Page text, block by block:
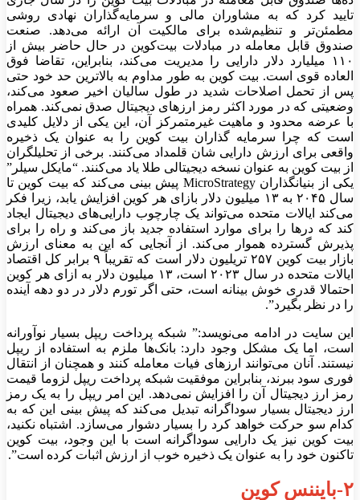
تایید کرد که به مشاوران مالی و سرمایه‌گذاران نهادی روشی
مطمئن‌تر و تنظیم‌شده برای مالکیت آن ارائه می‌دهد. صنعت
صندوق قابل معامله در مبادلات بیت‌کوین در حال حاضر بیش از
۱۱۰ میلیارد دلار دارایی را مدیریت می‌کند، بنابراین، تقاضا فوق
العاده قوی است. بیت کوین به طور مداوم به بالاترین حد خود حتی
پس از تحمل اصلاحات شدید در طول سالیان اخیر صعود می‌کند،
وضعیتی که در مورد اکثر رمز ارز‌های دیجیتال صدق نمی‌کند. همراه
با عرضه محدود و ماهیت غیرمتمرکز آن، این یکی از دلایل کلیدی
است که چرا سرمایه گذاران بیت کوین را به عنوان یک ذخیره
واقعی برای ارزش دارایی شان قلمداد می‌کنند. برخی از تحلیلگران
از بیت کوین به عنوان نسخه دیجیتالی طلا یاد می‌کنند. “مایکل سیلر”
یکی از بنیانگذاران MicroStrategy پیش بینی می‌کند که بیت کوین تا
سال ۲۰۴۵ به ۱۳ میلیون دلار بازای هر کوین افزایش یابد، زیرا فکر
می‌کند ایالات متحده می‌تواند یک چارچوب دارایی‌های دیجیتال ایجاد
کند که در‌ها را برای موارد استفاده جدید باز می‌کند و راه را برای
پذیرش گسترده هموار می‌کند. از آنجایی که این به معنای ارزش
بازار بیت کوین ۲۵۷ تریلیون دلار است که تقریباً ۹ برابر کل اقتصاد
ایالات متحده در سال ۲۰۲۳ است، ۱۳ میلیون دلار به ازای هر کوین
احتمالا قدری خوش بینانه است، حتی اگر تورم دلار در دو دهه آینده
را در نظر بگیرد”.
این سایت در ادامه می‌نویسد:” شبکه پرداخت ریپل بسیار نوآورانه
است، اما یک مشکل وجود دارد: بانک‌ها ملزم به استفاده از ریپل
نیستند. آنان می‌توانند ارز‌های فیات معامله کنند و همچنان از انتقال
فوری سود ببرند، بنابراین موفقیت شبکه پرداخت ریپل لزوما قیمت
رمز ارز دیجیتال آن را افزایش نمی‌دهد. این امر ریپل را به یک رمز
ارز دیجیتال بسیار سوداگرانه تبدیل می‌کند که پیش بینی این که به
کدام سو حرکت خواهد کرد را بسیار دشوار می‌سازد. اشتباه نکنید،
بیت کوین نیز یک دارایی سوداگرانه است با این وجود، بیت کوین
تاکنون خود را به عنوان یک ذخیره خوب از ارزش اثبات کرده است”.
۲-بایننس کوین